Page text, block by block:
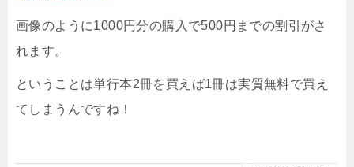
画像のように1000円分の購入で500円までの割引がさ
れます。
ということは単行本2冊を買えば1冊は実質無料で買え
てしまうんですね！